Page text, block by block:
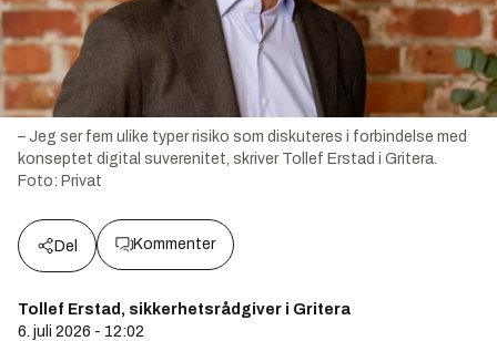
– Jeg ser fem ulike typer risiko som diskuteres i forbindelse med
konseptet digital suverenitet, skriver Tollef Erstad i Gritera.
Foto: Privat
Del Kommenter
Tollef Erstad, sikkerhetsrådgiver i Gritera
6. juli 2026 - 12:02